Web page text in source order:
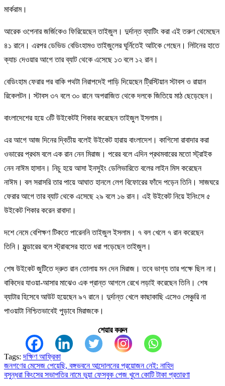
মার্করাম।
আরেক ওপেনার জর্জিকেও ফিরিয়েছেন তাইজুল। দুর্দান্ত ব্যাটিং করা এই তরুণ থেমেছেন
৪১ রানে। এরপর ডেভিড বেডিংহামও তাইজুলের ঘূর্নিতেই আটকে গেছেন। লিটনের হাতে
ক্যাচ দেওয়ার আগে তার ব্যাট থেকে এসেছে ১৩ বলে ১২ রান।
বেডিংহাম ফেরার পর বাকি পথটা নিরাপদেই পাড়ি দিয়েছেন ট্রিস্টিয়ান স্টাবস ও রায়ান
রিকেলটন। স্টাবস ৩৭ বলে ৩০ রানে অপরাজিত থেকে দলকে জিতিয়ে মাঠ ছেড়েছেন।
বাংলাদেশের হয়ে ৩টি উইকেটই শিকার করেছেন তাইজুল ইসলাম।
এর আগে আজ দিনের দ্বিতীয় বলেই উইকেট হারায় বাংলাদেশ। কাগিসো রাবাদার করা
ওভারের প্রথম বলে এক রান নেন মিরাজ। পরের বলে এদিন প্রথমবারের মতো স্ট্রাইক
নেন নাঈম হাসান। নিচু হয়ে আসা ইনসুইং ডেলিভারিতে বলের লাইন মিস করেছেন
নাঈম। বল সরাসরি তার পায়ে আঘাত হানলে লেগ বিফোরের ফাঁদে পড়েন তিনি। সাজঘরে
ফেরার আগে তার ব্যাট থেকে এসেছে ২৯ বলে ১৬ রান। এই উইকেট নিয়ে ইনিংসে ৫
উইকেট শিকার করেন রাবাদা।
দশে নেমে বেশিক্ষণ টিকতে পারেননি তাইজুল ইসলাম। ৭ বল খেলে ৭ রান করেছেন
তিনি। মুল্ডারের বলে স্ট্রাবসের হাতে ধরা পড়েছেন তাইজুল।
শেষ উইকেট জুটিতে দ্রুত রান তোলায় মন দেন মিরাজ। তবে ভাগ্য তার পক্ষে ছিল না।
বাকিদের যাওয়া-আসার মাঝেও এক প্রান্ত আগলে রেখে লড়াই করেছেন তিনি। শেষ
ব্যাটার হিসেবে আউট হয়েছেন ৯৭ রানে। দুর্দান্ত খেলে কাছাকাছি এসেও সেঞ্চুরি না
পাওয়াটা নিশ্চিতভাবেই পুড়াবে মিরাজকে।
শেয়ার করুন
Tags: দক্ষিণ আফ্রিকা
Post
navigation
জনগণের মেসেজ পেয়েছি, বঙ্গভবনে আন্দোলনের প্রয়োজন নেই: নাহিদ
বসুন্ধরা কিংসের সভাপতির নামে ভুয়া ফেসবুক পেজ খুলে কোটি টাকা প্রতারণা